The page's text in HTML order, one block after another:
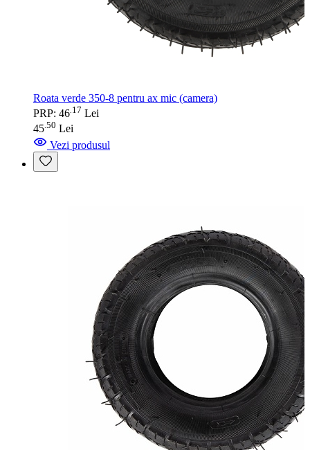
Roata verde 350-8 pentru ax mic (camera)
PRP: 46 17 Lei
45 50 Lei
Vezi produsul